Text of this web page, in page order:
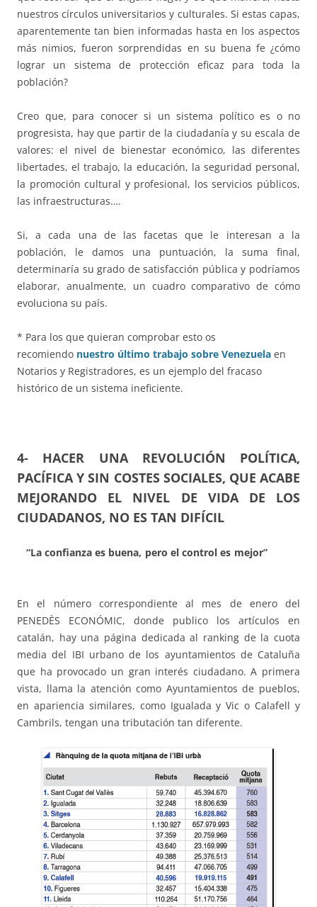
nuestros círculos universitarios y culturales. Si estas capas,
aparentemente tan bien informadas hasta en los aspectos
más nimios, fueron sorprendidas en su buena fe ¿cómo
lograr un sistema de protección eficaz para toda la
población?
Creo que, para conocer si un sistema político es o no
progresista, hay que partir de la ciudadanía y su escala de
valores: el nivel de bienestar económico, las diferentes
libertades, el trabajo, la educación, la seguridad personal,
la promoción cultural y profesional, los servicios públicos,
las infraestructuras….
Si, a cada una de las facetas que le interesan a la
población, le damos una puntuación, la suma final,
determinaría su grado de satisfacción pública y podríamos
elaborar, anualmente, un cuadro comparativo de cómo
evoluciona su país.
* Para los que quieran comprobar esto os
recomiendo nuestro último trabajo sobre Venezuela en
Notarios y Registradores, es un ejemplo del fracaso
histórico de un sistema ineficiente.
4- HACER UNA REVOLUCIÓN POLÍTICA,
PACÍFICA Y SIN COSTES SOCIALES, QUE ACABE
MEJORANDO EL NIVEL DE VIDA DE LOS
CIUDADANOS, NO ES TAN DIFÍCIL
“La confianza es buena, pero el control es mejor”
En el número correspondiente al mes de enero del
PENEDÈS ECONÓMIC, donde publico los artículos en
catalán, hay una página dedicada al ranking de la cuota
media del IBI urbano de los ayuntamientos de Cataluña
que ha provocado un gran interés ciudadano. A primera
vista, llama la atención como Ayuntamientos de pueblos,
en apariencia similares, como Igualada y Vic o Calafell y
Cambrils, tengan una tributación tan diferente.